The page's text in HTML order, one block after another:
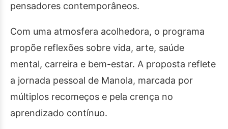
pensadores contemporâneos.
Com uma atmosfera acolhedora, o programa
propõe reflexões sobre vida, arte, saúde
mental, carreira e bem-estar. A proposta reflete
a jornada pessoal de Manola, marcada por
múltiplos recomeços e pela crença no
aprendizado contínuo.